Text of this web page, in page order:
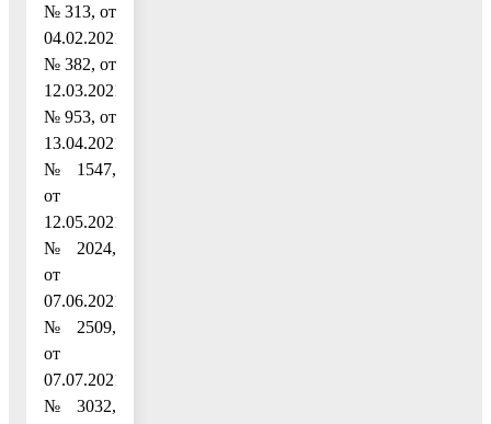
№ 313, от
04.02.2021
№ 382, от
12.03.2021
№ 953, от
13.04.2021
№ 1547,
от
12.05.2021
№ 2024,
от
07.06.2021
№ 2509,
от
07.07.2021
№ 3032,